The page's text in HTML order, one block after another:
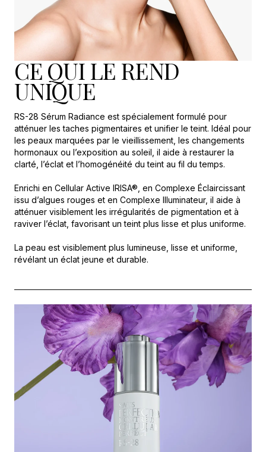
CE QUI LE REND
UNIQUE
RS-28 Sérum Radiance est spécialement formulé pour
atténuer les taches pigmentaires et unifier le teint. Idéal pour
les peaux marquées par le vieillissement, les changements
hormonaux ou l’exposition au soleil, il aide à restaurer la
clarté, l’éclat et l’homogénéité du teint au fil du temps.
Enrichi en Cellular Active IRISA®, en Complexe Éclaircissant
issu d’algues rouges et en Complexe Illuminateur, il aide à
atténuer visiblement les irrégularités de pigmentation et à
raviver l’éclat, favorisant un teint plus lisse et plus uniforme.
La peau est visiblement plus lumineuse, lisse et uniforme,
révélant un éclat jeune et durable.